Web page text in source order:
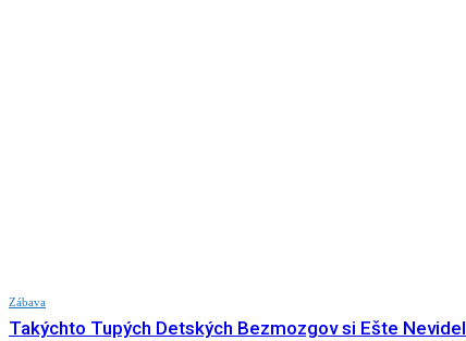
Zábava
Takýchto Tupých Detských Bezmozgov si Ešte Nevidel